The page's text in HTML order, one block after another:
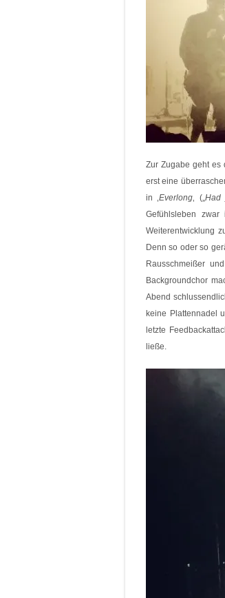
Zur Zugabe geht es
erst eine
in ‚Everlong‚ („Had
Gefühlsleben
Weiterentwicklung
Denn so oder so
Rausschmeißer
Backgroundchor
Abend
keine Plattennadel
letzte
ließe.